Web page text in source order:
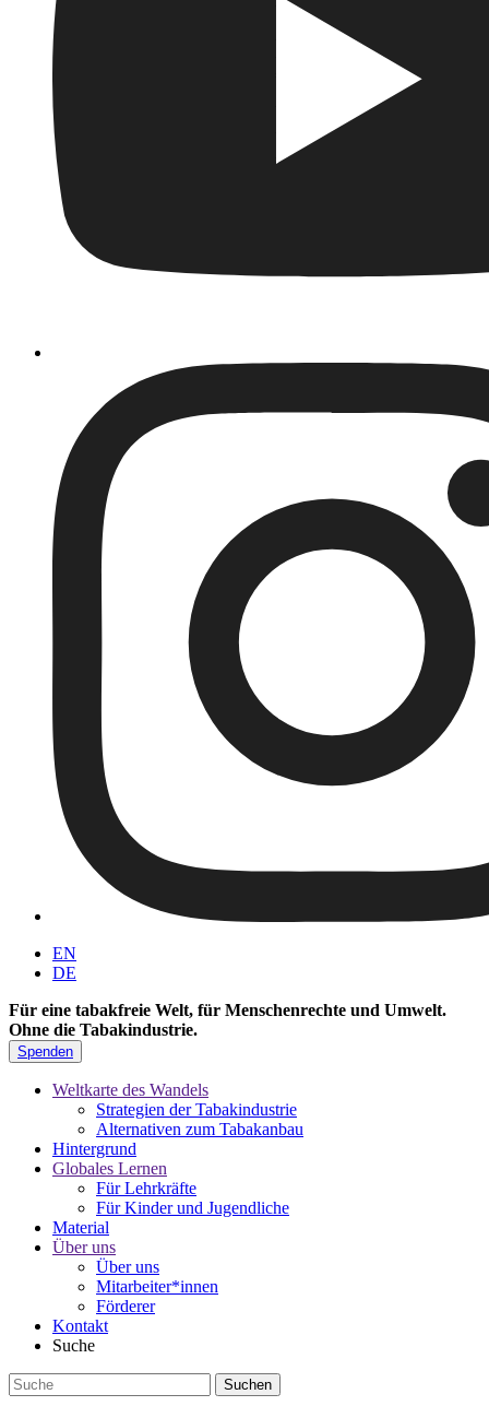
EN
DE
Für eine tabakfreie Welt, für Menschenrechte und Umwelt.
Ohne die Tabakindustrie.
Spenden
Weltkarte des Wandels
Strategien der Tabakindustrie
Alternativen zum Tabakanbau
Hintergrund
Globales Lernen
Für Lehrkräfte
Für Kinder und Jugendliche
Material
Über uns
Über uns
Mitarbeiter*innen
Förderer
Kontakt
Suche